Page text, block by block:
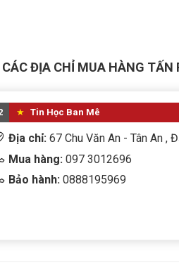
CÁC ĐỊA CHỈ MUA HÀNG TẤN
Tin Học Ban Mê
Địa chỉ: 67 Chu Văn An - Tân An ,
Mua hàng: 097 3012696
Bảo hành: 0888195969